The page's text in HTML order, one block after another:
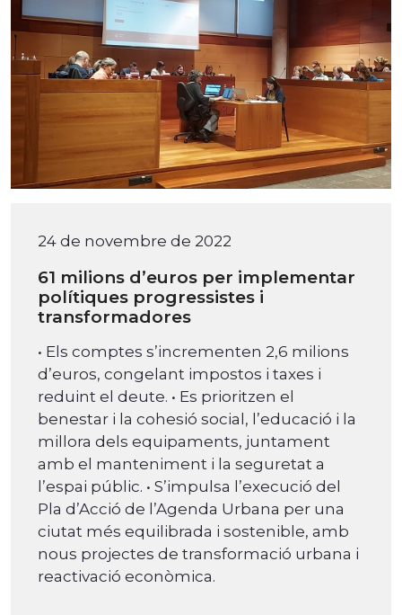
24 de novembre de 2022
61 milions d’euros per implementar
polítiques progressistes i
transformadores
• Els comptes s’incrementen 2,6 milions
d’euros, congelant impostos i taxes i
reduint el deute. • Es prioritzen el
benestar i la cohesió social, l’educació i la
millora dels equipaments, juntament
amb el manteniment i la seguretat a
l’espai públic. • S’impulsa l’execució del
Pla d’Acció de l’Agenda Urbana per una
ciutat més equilibrada i sostenible, amb
nous projectes de transformació urbana i
reactivació econòmica.